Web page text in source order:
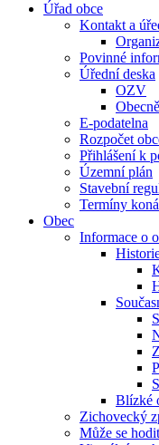
Úřad obce
Kontakt a
Povinné
Úřední deska
OZV
E-podatelna
Rozpočet
Přihlášení k
Územní plán
Stavební
Termíny
Obec
Informace o
Blízké
Zichovecký
Může se hodit